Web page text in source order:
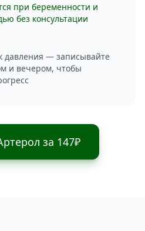
при беременности и
без консультации
давления — записывайте
и вечером, чтобы
за 147₽